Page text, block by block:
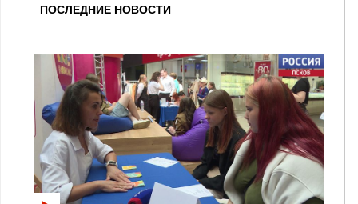
ПОСЛЕДНИЕ НОВОСТИ